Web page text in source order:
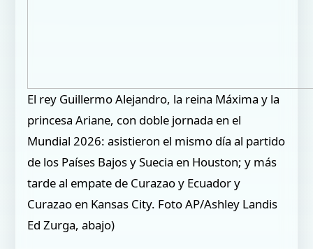
El rey Guillermo Alejandro, la reina Máxima y la
princesa Ariane, con doble jornada en el
Mundial 2026: asistieron el mismo día al partido
de los Países Bajos y Suecia en Houston; y más
tarde al empate de Curazao y Ecuador y
Curazao en Kansas City. Foto AP/Ashley Landis
Ed Zurga, abajo)